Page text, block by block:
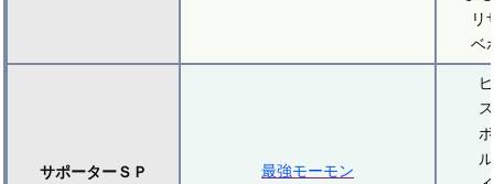
リ
ベ
サポーターＳＰ 最強モーモン